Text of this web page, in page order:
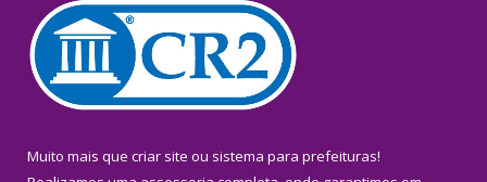
Muito mais que criar site ou sistema para prefeituras!